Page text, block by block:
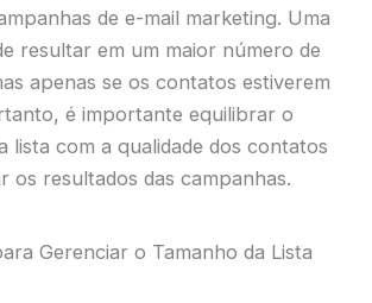
de e-mail marketing. Uma
resultar em um maior número de
apenas se os contatos estiverem
é importante equilibrar o
lista com a qualidade dos contatos
os resultados das campanhas.
Gerenciar o Tamanho da Lista